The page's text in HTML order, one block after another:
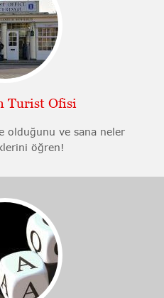
Turist Ofisi
olduğunu ve sana neler
öğren!